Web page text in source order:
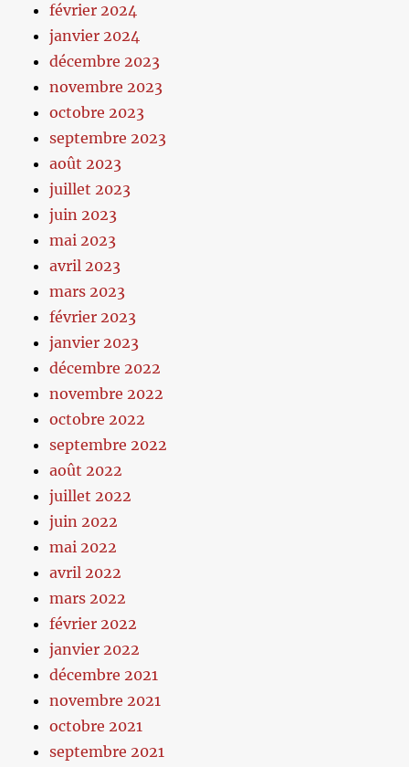
février 2024
janvier 2024
décembre 2023
novembre 2023
octobre 2023
septembre 2023
août 2023
juillet 2023
juin 2023
mai 2023
avril 2023
mars 2023
février 2023
janvier 2023
décembre 2022
novembre 2022
octobre 2022
septembre 2022
août 2022
juillet 2022
juin 2022
mai 2022
avril 2022
mars 2022
février 2022
janvier 2022
décembre 2021
novembre 2021
octobre 2021
septembre 2021